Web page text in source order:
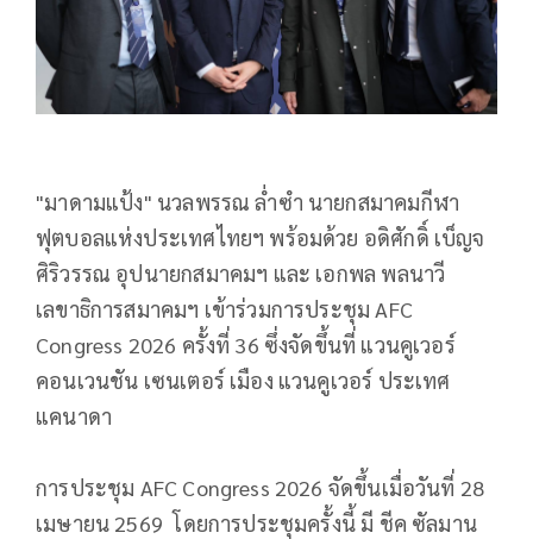
"มาดามแป้ง" นวลพรรณ ล่ำซำ นายกสมาคมกีฬา
ฟุตบอลแห่งประเทศไทยฯ พร้อมด้วย อดิศักดิ์ เบ็ญจ
ศิริวรรณ อุปนายกสมาคมฯ และ เอกพล พลนาวี
เลขาธิการสมาคมฯ เข้าร่วมการประชุม AFC
Congress 2026 ครั้งที่ 36 ซึ่งจัดขึ้นที่ แวนคูเวอร์
คอนเวนชัน เซนเตอร์ เมือง แวนคูเวอร์ ประเทศ
แคนาดา
การประชุม AFC Congress 2026 จัดขึ้นเมื่อวันที่ 28
เมษายน 2569 โดยการประชุมครั้งนี้ มี ชีค ซัลมาน